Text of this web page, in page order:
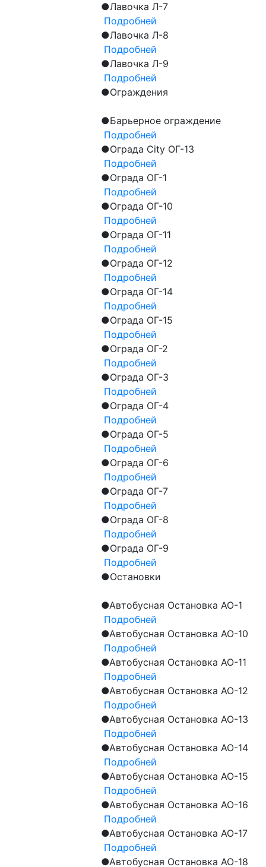
●Лавочка Л-7
Подробней
●Лавочка Л-8
Подробней
●Лавочка Л-9
Подробней
●Ограждения
●Барьерное ограждение
Подробней
●Ограда City ОГ-13
Подробней
●Ограда ОГ-1
Подробней
●Ограда ОГ-10
Подробней
●Ограда ОГ-11
Подробней
●Ограда ОГ-12
Подробней
●Ограда ОГ-14
Подробней
●Ограда ОГ-15
Подробней
●Ограда ОГ-2
Подробней
●Ограда ОГ-3
Подробней
●Ограда ОГ-4
Подробней
●Ограда ОГ-5
Подробней
●Ограда ОГ-6
Подробней
●Ограда ОГ-7
Подробней
●Ограда ОГ-8
Подробней
●Ограда ОГ-9
Подробней
●Остановки
●Автобусная Остановка АО-1
Подробней
●Автобусная Остановка АО-10
Подробней
●Автобусная Остановка АО-11
Подробней
●Автобусная Остановка АО-12
Подробней
●Автобусная Остановка АО-13
Подробней
●Автобусная Остановка АО-14
Подробней
●Автобусная Остановка АО-15
Подробней
●Автобусная Остановка АО-16
Подробней
●Автобусная Остановка АО-17
Подробней
●Автобусная Остановка АО-18